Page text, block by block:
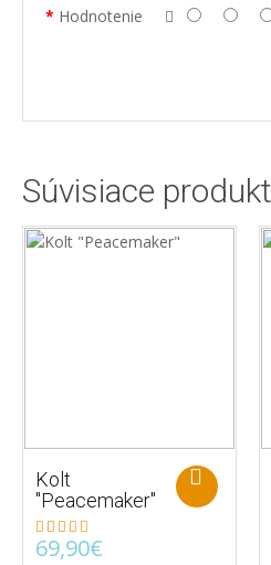
Hodnotenie
Súvisiace
Kolt
"Peacemaker"
69,90€